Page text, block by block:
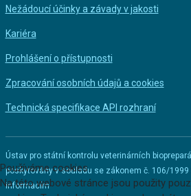
Nežádoucí účinky a závady v jakosti
Kariéra
Prohlášení o přístupnosti
Zpracování osobních údajů a cookies
Technická specifikace API rozhraní
Ústav pro státní kontrolu veterinárních
poskytovány v souladu se zákonem č. 106/1999
informacím
Používáme cookies
Na této webové stránce jsou použity